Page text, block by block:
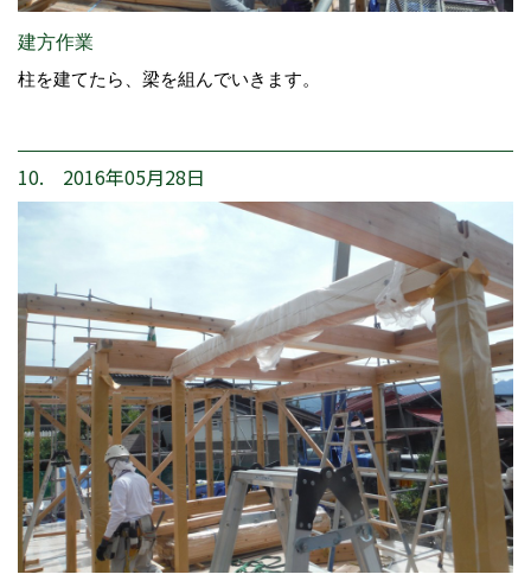
建方作業
柱を建てたら、梁を組んでいきます。
10. 2016年05月28日